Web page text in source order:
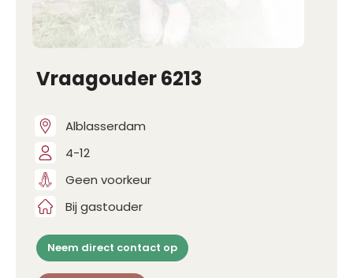
Vraagouder 6213
Alblasserdam
4-12
Geen voorkeur
Bij gastouder
Neem direct contact op